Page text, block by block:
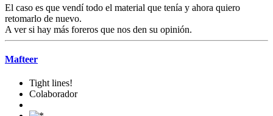
El caso es que vendí todo el material que tenía y ahora quiero
retomarlo de nuevo.
A ver si hay más foreros que nos den su opinión.
Mafteer
Tight lines!
Colaborador